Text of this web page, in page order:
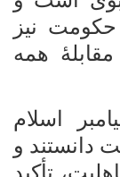
نیز
همه
اسلام
دانستند و